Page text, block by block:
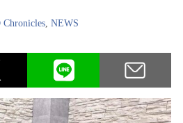
Chronicles,NEWS